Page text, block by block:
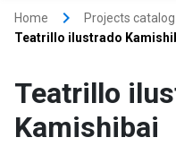
Home keyboard_arrow_right Projects catalog
Teatrillo ilustrado
Teatrillo
Kamishibai